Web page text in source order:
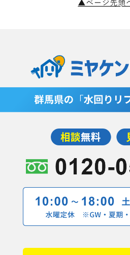
2019年11月(14記事)
2019年10月(8記事)
2019年5月(4記事)
2019年4月(9記事)